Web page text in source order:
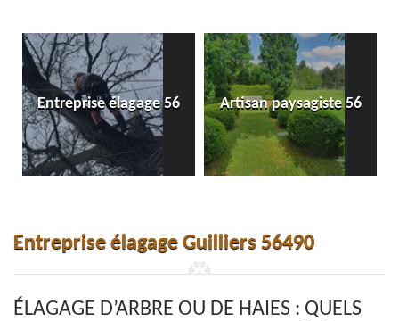
Entreprise élagage 56 Artisan paysagiste 56
Entreprise élagage Guilliers 56490
ÉLAGAGE D’ARBRE OU DE HAIES : QUELS